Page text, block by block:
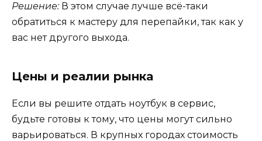
Решение:В этом случае лучше всё-таки
обратиться к мастеру для перепайки, так как у
вас нет другого выхода.
Цены и реалии рынка
Если вы решите отдать ноутбук в сервис,
будьте готовы к тому, что цены могут сильно
варьироваться. В крупных городах стоимость